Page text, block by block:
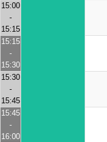
15:00
-
15:15
15:15
-
15:30
15:30
-
15:45
15:45
-
16:00